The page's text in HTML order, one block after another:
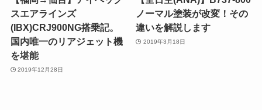
スエアラインズ
(IBX)CRJ900NG搭乗記。
国内唯一のリアジェット機
を堪能
2019年12月28日
ノーマル塗装が改変！その
違いを解説します
2019年3月18日